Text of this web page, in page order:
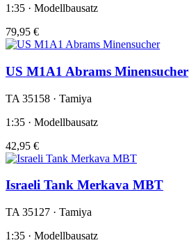
1:35 · Modellbausatz
79,95 €
US M1A1 Abrams Minensucher
TA 35158 · Tamiya
1:35 · Modellbausatz
42,95 €
Israeli Tank Merkava MBT
TA 35127 · Tamiya
1:35 · Modellbausatz